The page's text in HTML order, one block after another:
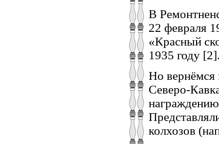
В
22 февраля
«Красный
1935 году
Но вернёмся
Северо-
колхозов